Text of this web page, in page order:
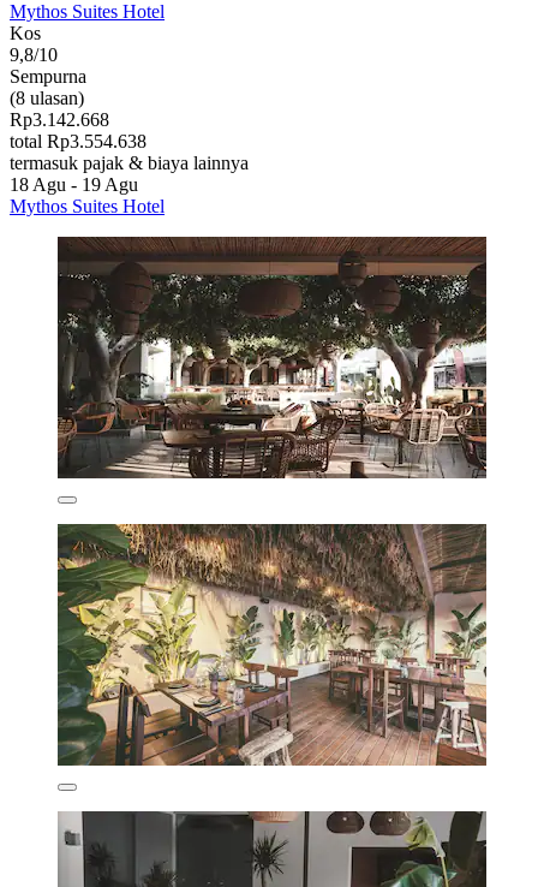
Mythos Suites Hotel
Kos
9,8/10
Sempurna
(8 ulasan)
Rp3.142.668
total Rp3.554.638
termasuk pajak & biaya lainnya
18 Agu - 19 Agu
Mythos Suites Hotel